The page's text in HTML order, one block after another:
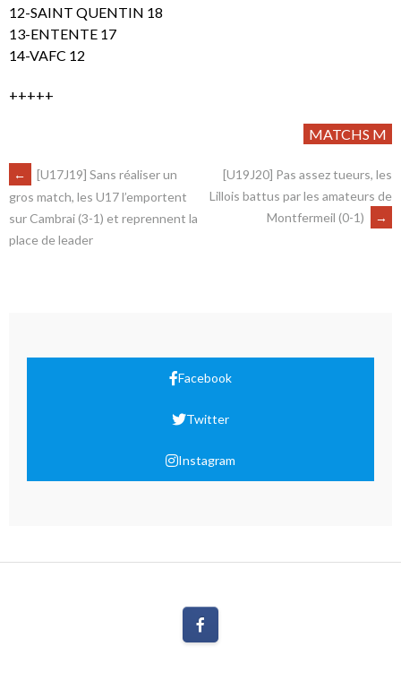
12-SAINT QUENTIN 18
13-ENTENTE 17
14-VAFC 12
+++++
MATCHS M
←
[U17J19] Sans réaliser un
gros match, les U17 l’emportent
sur Cambrai (3-1) et reprennent la
place de leader
[U19J20] Pas assez tueurs, les
Lillois battus par les amateurs de
Montfermeil (0-1)
→
Facebook
Twitter
Instagram